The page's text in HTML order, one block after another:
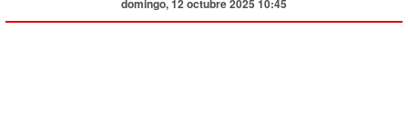
domingo, 12 octubre 2025 10:45